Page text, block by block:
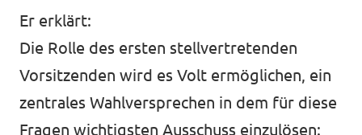
Er erklärt:
Die Rolle des ersten stellvertretenden
Vorsitzenden wird es Volt ermöglichen, ein
zentrales Wahlversprechen in dem für diese
Fragen wichtigsten Ausschuss einzulösen: